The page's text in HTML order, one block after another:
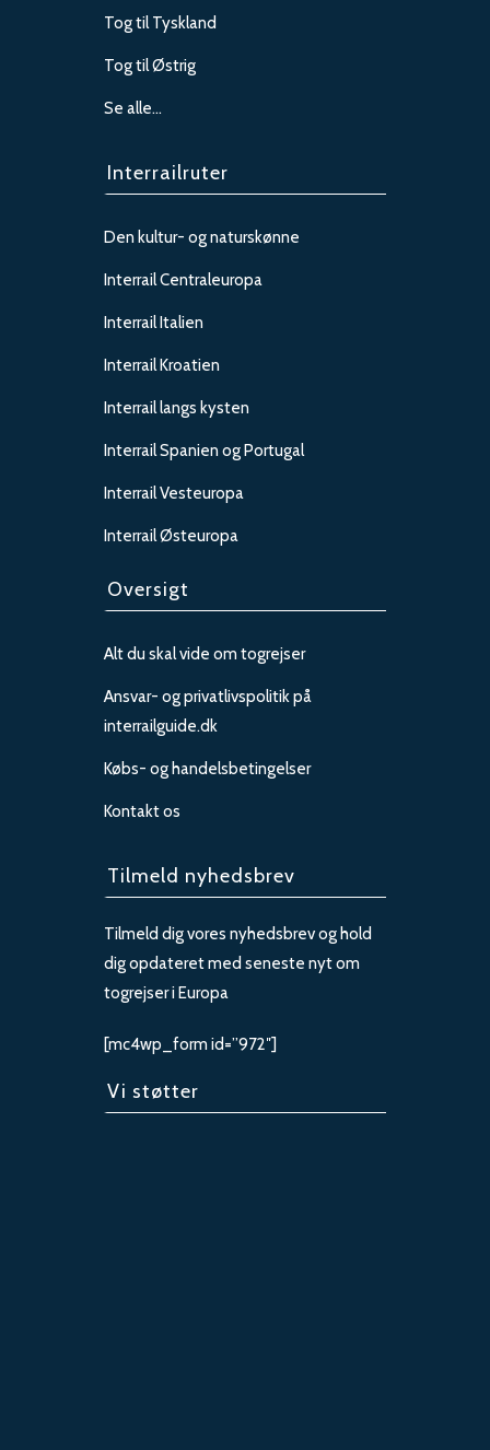
Tog til Tyskland
Tog til Østrig
Se alle…
Interrailruter
Den kultur- og naturskønne
Interrail Centraleuropa
Interrail Italien
Interrail Kroatien
Interrail langs kysten
Interrail Spanien og Portugal
Interrail Vesteuropa
Interrail Østeuropa
Oversigt
Alt du skal vide om togrejser
Ansvar- og privatlivspolitik på
interrailguide.dk
Købs- og handelsbetingelser
Kontakt os
Tilmeld nyhedsbrev
Tilmeld dig vores nyhedsbrev og hold
dig opdateret med seneste nyt om
togrejser i Europa
[mc4wp_form id=”972″]
Vi støtter